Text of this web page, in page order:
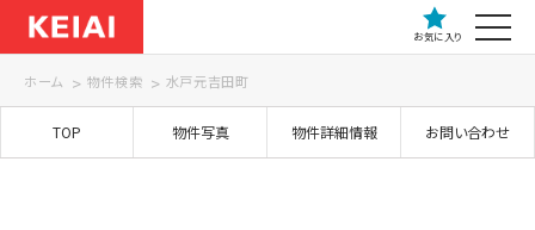
お気に入り
ホーム 物件検索 水戸元吉田町
TOP 物件写真 物件詳細情報 お問い合わせ